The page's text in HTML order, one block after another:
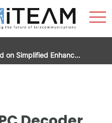
on Simplified Enhanc…